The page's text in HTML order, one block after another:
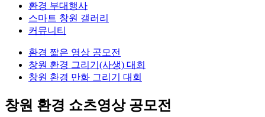
환경 부대행사
스마트 창원 갤러리
커뮤니티
환경 짧은 영상 공모전
창원 환경 그리기(사생) 대회
창원 환경 만화 그리기 대회
창원 환경 쇼츠영상 공모전